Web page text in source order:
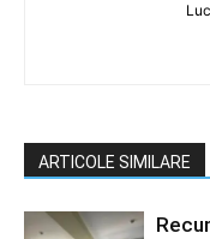
ARTICOLE SIMILARE